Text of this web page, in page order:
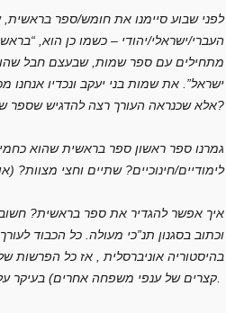
לפני שבוע סיימנו את חומש/ספר
העברי/ישראלי/יהודי – כשמו כן הוא,
מתחילים עם ספר שמות, שבעצם חבל
ישראל”. את שמות בני יעקב ונכדיו אנחנו
אלא שכנראה העורך רצה להדגיש שספר שמות הוא המשך “ישיר לספר בראשית, האומנם?
גמרנו ספר ראשון ספר בראשית שהוא
לימודיים/חינוכיים? שתיים וחצי מצוות?
איך אפשר להגדיר את ספר בראשית?
וכתוב בסגנון תנ”כי מעולה. כל הכבוד
בהיסטוריה אוניברסלית , אז כל הפרשות